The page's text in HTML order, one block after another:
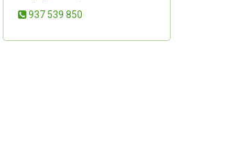
937 539 850